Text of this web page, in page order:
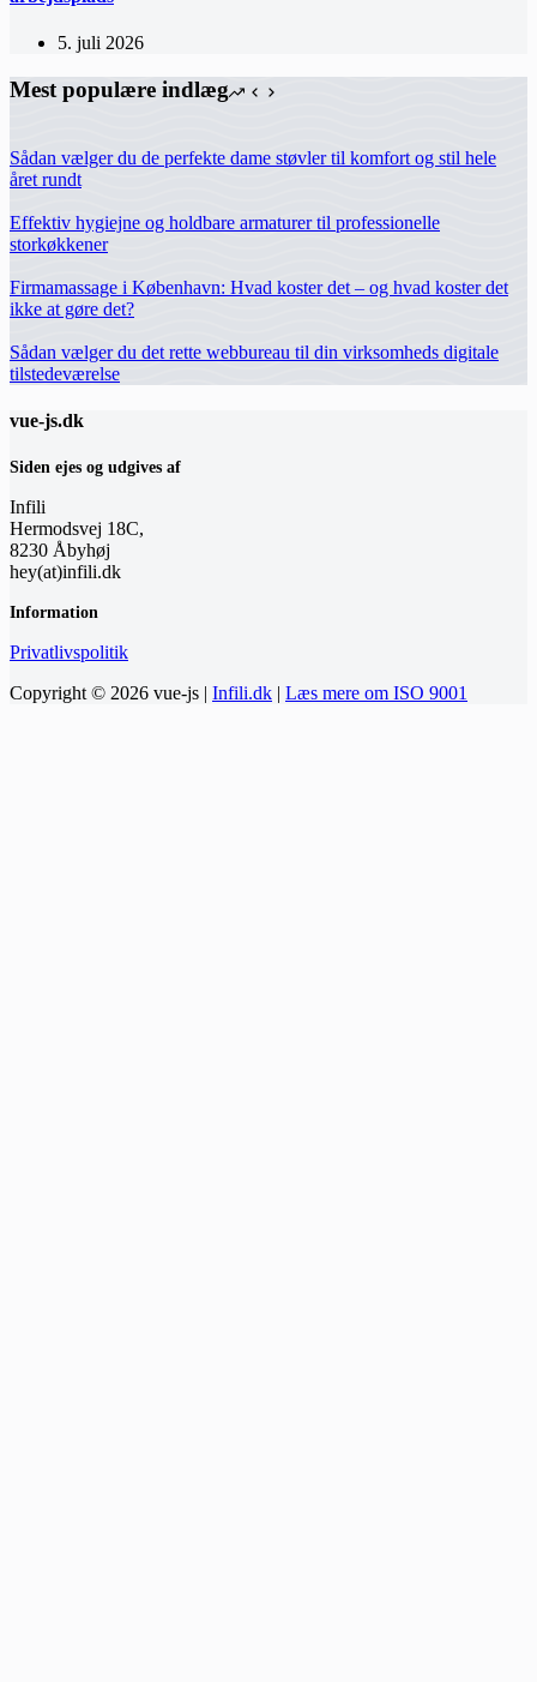
5. juli 2026
Mest populære indlæg
Sådan vælger du de perfekte dame støvler til komfort og stil hele
året rundt
Effektiv hygiejne og holdbare armaturer til professionelle
storkøkkener
Firmamassage i København: Hvad koster det – og hvad koster det
ikke at gøre det?
Sådan vælger du det rette webbureau til din virksomheds digitale
tilstedeværelse
vue-js.dk
Siden ejes og udgives af
Infili
Hermodsvej 18C,
8230 Åbyhøj
hey(at)infili.dk
Information
Privatlivspolitik
Copyright © 2026 vue-js | Infili.dk | Læs mere om ISO 9001